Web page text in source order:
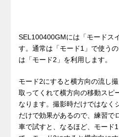
SEL100400GMには「モードス
す。通常は「モード1」で使う
は「モード2」を利用します。
モード2にすると横方向の流し
取ってくれて横方向の移動スピ
なります。撮影時だけではなく
だけで効果があるので、練習で
車で試すと、なるほど、モード